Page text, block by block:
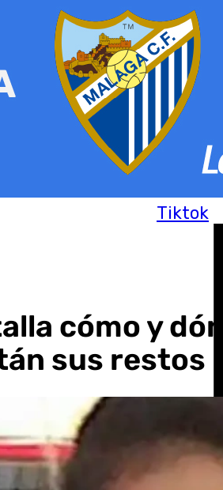
Tiktok
cómo y
sus restos